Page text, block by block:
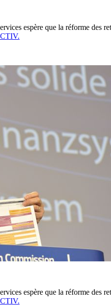
espère que la réforme
espère que la réforme